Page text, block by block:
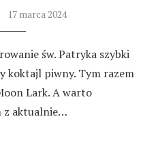
17 marca 2024
św. Patryka szybki
koktajl piwny. Tym razem
Lark. A warto
z aktualnie…